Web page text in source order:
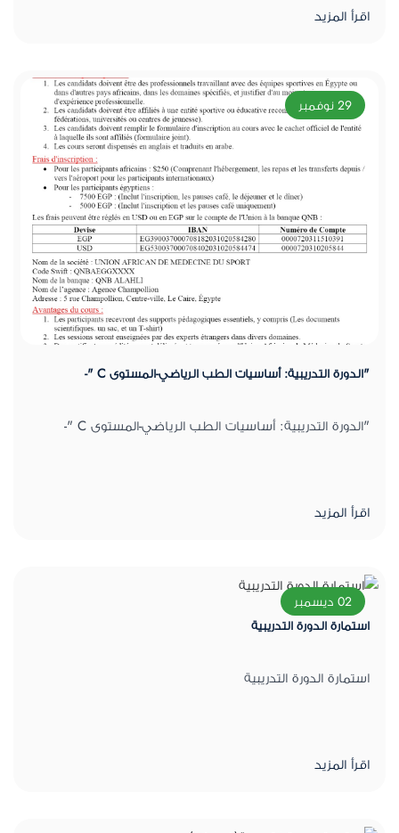
اقرأ المزيد
29 نوفمبر
"الدورة التدريبية: أساسيات الطب الرياضي-المستوى C "-
"الدورة التدريبية: أساسيات الطب الرياضي-المستوى C "-
اقرأ المزيد
02 ديسمبر
استمارة الدورة التدريبية
استمارة الدورة التدريبية
اقرأ المزيد